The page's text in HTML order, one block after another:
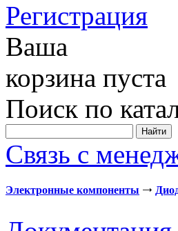
Регистрация
Ваша
корзина пуста
Поиск по
Связь с
Электронные компоненты